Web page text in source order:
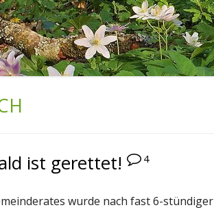
ist gerettet! 4
wurde nach fast 6-stündiger